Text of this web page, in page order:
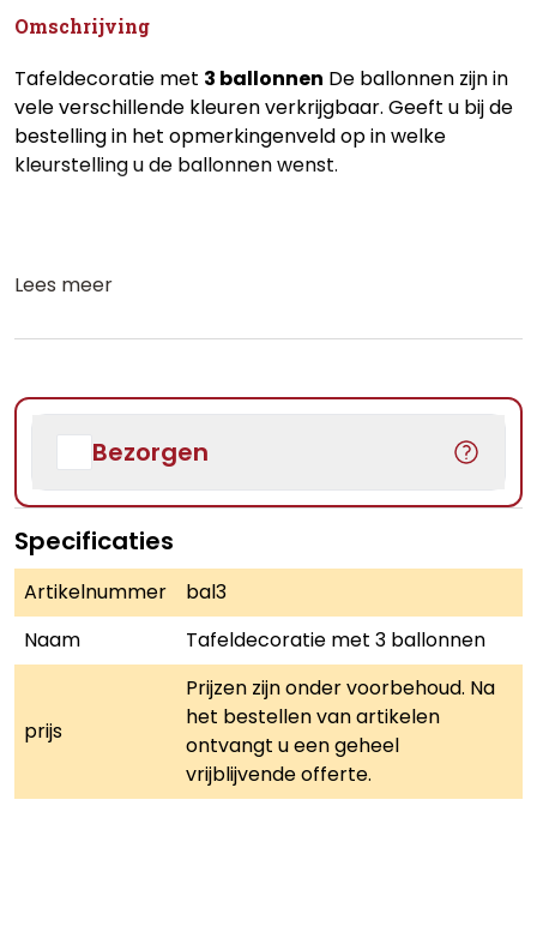
Omschrijving
Tafeldecoratie met 3 ballonnen De ballonnen zijn in
vele verschillende kleuren verkrijgbaar. Geeft u bij de
bestelling in het opmerkingenveld op in welke
kleurstelling u de ballonnen wenst.
Lees meer
Bezorgen
Specificaties
Artikelnummer
bal3
Naam
Tafeldecoratie met 3 ballonnen
prijs
Prijzen zijn onder voorbehoud. Na
het bestellen van artikelen
ontvangt u een geheel
vrijblijvende offerte.